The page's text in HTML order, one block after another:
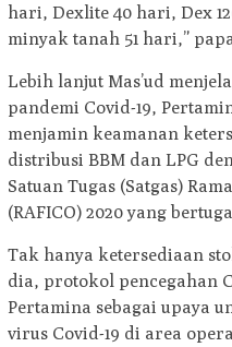
hari, Dexlite 40 hari, Dex
minyak tanah 51 hari,”
Lebih lanjut Mas’ud
pandemi Covid-19,
menjamin keamanan
distribusi BBM dan LPG
Satuan Tugas (Satgas)
(RAFICO) 2020 yang
Tak hanya ketersediaan
dia, protokol pencegahan
Pertamina sebagai upaya
virus Covid-19 di area